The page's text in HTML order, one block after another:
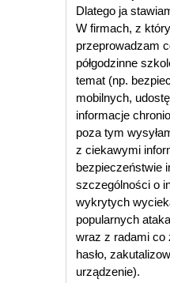
Dlatego ja
W firmach, z
przeprowadzam
półgodzinne
temat (np.
mobilnych,
informacje
poza tym
z ciekawymi
bezpieczeństwie
szczególności o
wykrytych
popularnych
wraz z radami co
hasło,
urządzenie).